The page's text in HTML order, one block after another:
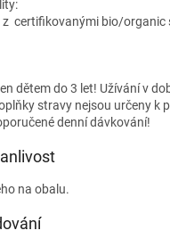
z certifikovanými bio/organic
dětem do 3 let! Užívání v
stravy nejsou určeny k
denní dávkování!
na obalu.